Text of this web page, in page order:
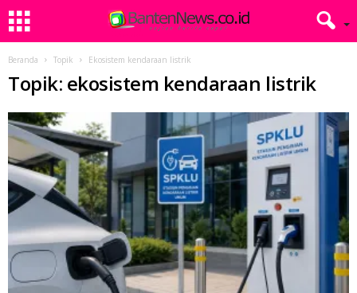
Beranda Topik Ekosistem kendaraan listrik
Topik: ekosistem kendaraan listrik